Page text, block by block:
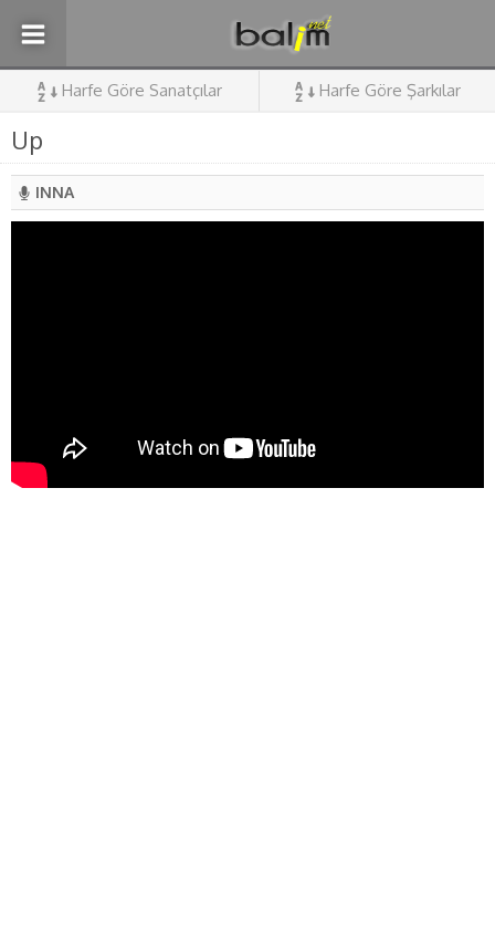
Harfe Göre Sanatçılar Harfe Göre Şarkılar
Up
INNA